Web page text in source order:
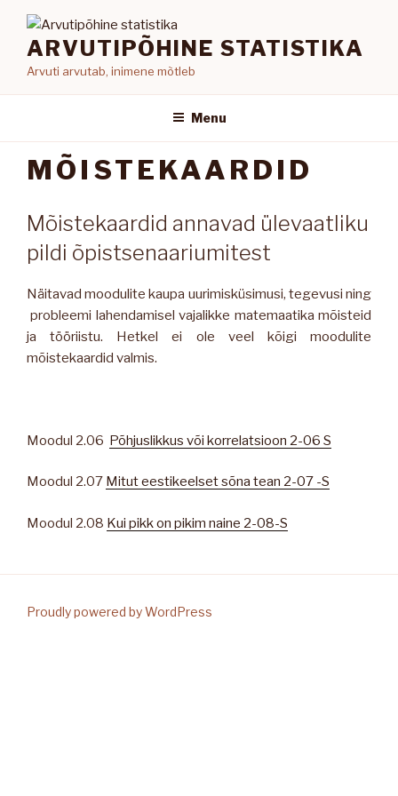
contentARVUTIPÕHINE STATISTIKA
Arvuti arvutab, inimene mõtleb
Menu
MÕISTEKAARDID
Mõistekaardid annavad ülevaatliku
pildi õpistsenaariumitest
Näitavad moodulite kaupa uurimisküsimusi, tegevusi ning
probleemi lahendamisel vajalikke matemaatika mõisteid
ja tööriistu. Hetkel ei ole veel kõigi moodulite
mõistekaardid valmis.
Moodul 2.06 Põhjuslikkus või korrelatsioon 2-06 S
Moodul 2.07 Mitut eestikeelset sõna tean 2-07 -S
Moodul 2.08 Kui pikk on pikim naine 2-08-S
Proudly powered by WordPress